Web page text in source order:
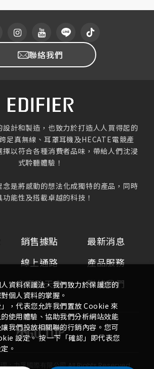
聯絡我們
設計和製造，也致力於打造人人買得起的
足真無線、耳罩耳機及HECATE電競產
擇以符合各種消費者品味，帶給人們沈浸
式聆聽體驗！
是將感動的想法化成獨特的產品，同時
功能性及搭載卓越的科技！
GO TOP
最新消息
產品服務
線上通路
聯絡我們
銷售據點
音響聊天室
：力孚國際有限公司All Rights Reserved.
資料保護法，我們致力於保護您的
個人資料的掌握。
，代表您允許我們置放 Cookie 來
使用體驗、協助我們分析網站效能
我們投放相關聯的行銷內容。您可
設定。 按一下「確認」即代表您
。